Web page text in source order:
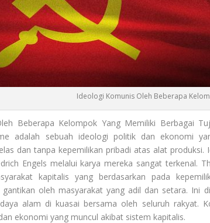
Ideologi Komunis Oleh Beberapa
Beberapa Kelompok Yang Memiliki Berbagai
adalah sebuah ideologi politik dan ekonomi
dan tanpa kepemilikan pribadi atas alat
Engels melalui karya mereka sangat terkenal.
kapitalis yang berdasarkan pada
oleh masyarakat yang adil dan setara. Ini
alam di kuasai bersama oleh seluruh rakyat.
ekonomi yang muncul akibat sistem kapitalis.